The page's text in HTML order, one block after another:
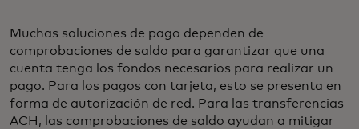
Muchas soluciones de pago dependen de
comprobaciones de saldo para garantizar que una
cuenta tenga los fondos necesarios para realizar un
pago. Para los pagos con tarjeta, esto se presenta en
forma de autorización de red. Para las transferencias
ACH, las comprobaciones de saldo ayudan a mitigar